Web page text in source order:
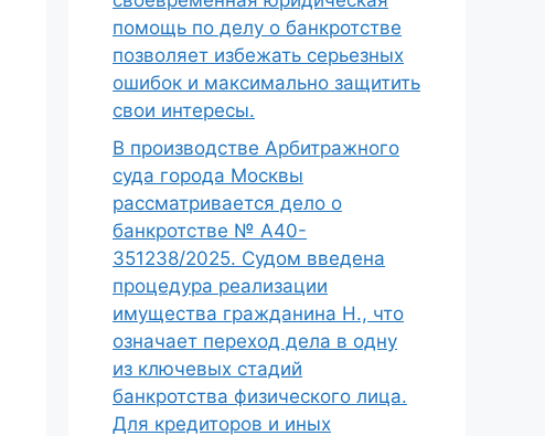
помощь по делу о банкротстве
позволяет избежать серьезных
ошибок и максимально защитить
свои интересы.
В производстве Арбитражного
суда города Москвы
рассматривается дело о
банкротстве № А40-
351238/2025. Судом введена
процедура реализации
имущества гражданина Н., что
означает переход дела в одну
из ключевых стадий
банкротства физического лица.
Для кредиторов и иных